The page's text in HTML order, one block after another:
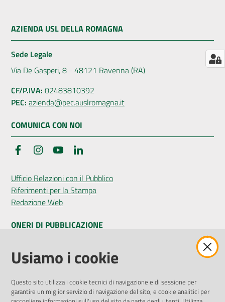
AZIENDA USL DELLA ROMAGNA
Sede Legale
Via De Gasperi, 8 - 48121 Ravenna (RA)
CF/P.IVA: 02483810392
PEC: azienda@pec.auslromagna.it
COMUNICA CON NOI
FacebookInstagramYouTube
Ufficio Relazioni con il Pubblico
Riferimenti per la Stampa
Redazione Web
ONERI DI PUBBLICAZIONE
Amministrazione Trasparente
Pubblicità legale
Privacy Policy
Attuazione Misure PNRR
Usiamo i cookie
Questo sito utilizza i cookie tecnici di navigazione e di sessione per
garantire un miglior servizio di navigazione del sito, e cookie analitici per